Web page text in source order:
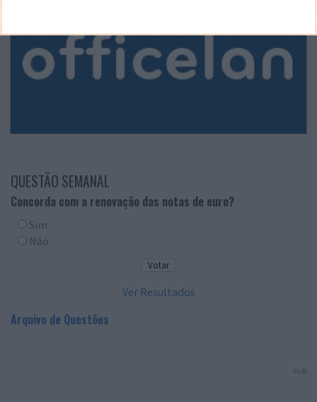
QUESTÃO SEMANAL
Concorda com a renovação das notas de euro?
Sim
Não
Ver Resultados
Arquivo de Questões
PUB